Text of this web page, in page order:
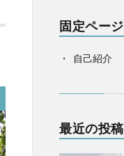
固定ページ
自己紹介
最近の投稿